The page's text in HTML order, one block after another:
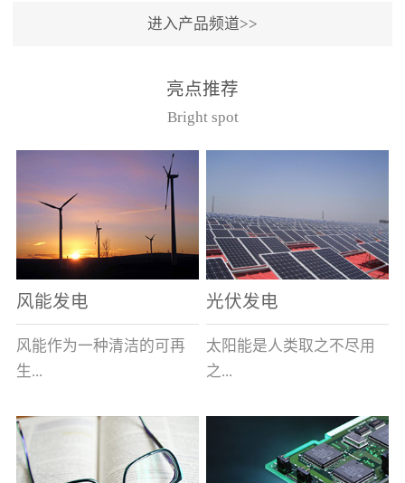
压12kV的电力系统中，作
件。其主要安装于12kV的
美式箱变中，可与其它电
（2） 海拔不超过1000
米；（3） 相对湿度：日
平均不大于95％，月平均
不大于90％；（4）周围空
或可燃性气体、水蒸汽和
盐类过度污染；（5） 当
围变压器油的温度上限不
超过105℃。型号说明
（注：在额定电流后加/S
40.5kV系统作为电压互感
器的过载及短路保护用。
和IEC282-1）型号基本参
数
进入产品频道>>
亮点推荐
Bright spot
风能发电
风能作为一种清洁的可再
生...
能源，越来越受到世界各
国的重视。其蕴量巨大，
光伏发电
太阳能是人类取之不尽用
之...
不竭的可再生能源，具有
充分的清洁性、绝对的安